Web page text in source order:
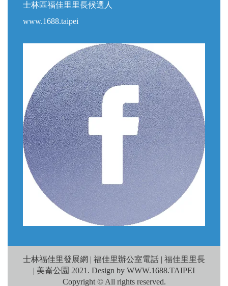
士林區福佳里里長候選人
www.1688.taipei
士林福佳里發展網 | 福佳里辦公室電話 | 福佳里里長
| 美崙公園 2021. Design by WWW.1688.TAIPEI
Copyright © All rights reserved.